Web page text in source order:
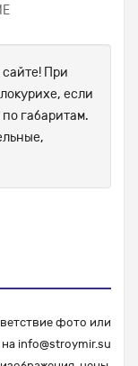
сайте! При
если
габаритам.
фото или
info@stroymir.su